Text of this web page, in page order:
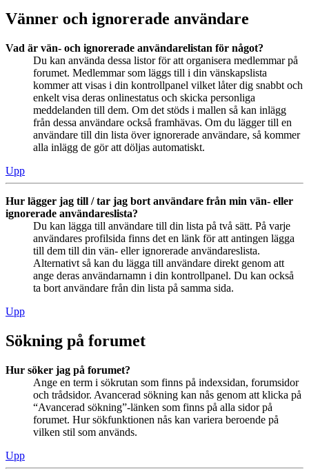
Vänner och ignorerade användare
Vad är vän- och ignorerade användarelistan för något?
Du kan använda dessa listor för att organisera medlemmar på
forumet. Medlemmar som läggs till i din vänskapslista
kommer att visas i din kontrollpanel vilket låter dig snabbt och
enkelt visa deras onlinestatus och skicka personliga
meddelanden till dem. Om det stöds i mallen så kan inlägg
från dessa användare också framhävas. Om du lägger till en
användare till din lista över ignorerade användare, så kommer
alla inlägg de gör att döljas automatiskt.
Upp
Hur lägger jag till / tar jag bort användare från min vän- eller
ignorerade användareslista?
Du kan lägga till användare till din lista på två sätt. På varje
användares profilsida finns det en länk för att antingen lägga
till dem till din vän- eller ignorerade användareslista.
Alternativt så kan du lägga till användare direkt genom att
ange deras användarnamn i din kontrollpanel. Du kan också
ta bort användare från din lista på samma sida.
Upp
Sökning på forumet
Hur söker jag på forumet?
Ange en term i sökrutan som finns på indexsidan, forumsidor
och trådsidor. Avancerad sökning kan nås genom att klicka på
“Avancerad sökning”-länken som finns på alla sidor på
forumet. Hur sökfunktionen nås kan variera beroende på
vilken stil som används.
Upp